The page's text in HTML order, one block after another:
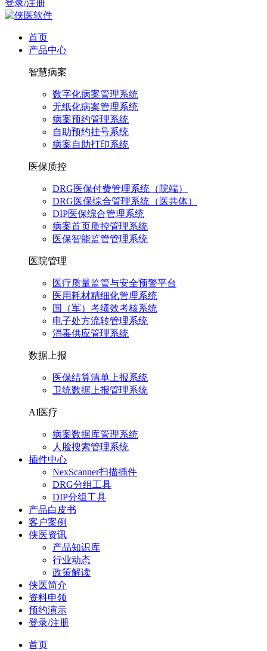
登录/注册
首页
产品中心
智慧病案
数字化病案管理系统
无纸化病案管理系统
病案预约管理系统
自助预约挂号系统
病案自助打印系统
医保质控
DRG医保付费管理系统（院端）
DRG医保综合管理系统（医共体）
DIP医保综合管理系统
病案首页质控管理系统
医保智能监管管理系统
医院管理
医疗质量监管与安全预警平台
医用耗材精细化管理系统
国（军）考绩效考核系统
电子处方流转管理系统
消毒供应管理系统
数据上报
医保结算清单上报系统
卫统数据上报管理系统
AI医疗
病案数据库管理系统
人脸搜索管理系统
插件中心
NexScanner扫描插件
DRG分组工具
DIP分组工具
产品白皮书
客户案例
侠医资讯
产品知识库
行业动态
政策解读
侠医简介
资料申领
预约演示
登录/注册
首页